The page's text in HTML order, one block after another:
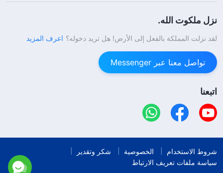
نزل ملكوت الله.
لقد نزلت المملكة بالفعل إلى الأرض! هل تريد دخوله؟ اعرف المزيد
تواصل معنا عبر Messenger
اتبعنا
شروط الاستخدام الخصوصية
شكر وتقدير
سياسة ملفات تعريف الارتباط